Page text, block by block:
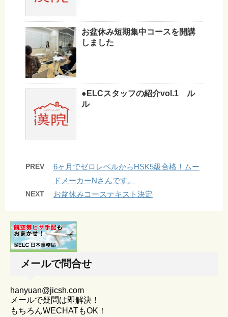
お盆休み短期集中コースを開講
しました
●ELCスタッフの紹介vol.1 ル
ル
PREV
6ヶ月でゼロレベルからHSK5級合格！ムー
ドメーカーNさんです。
NEXT お盆休みコーステキスト決定
メールで問合せ
hanyuan@jicsh.com
メールで疑問は即解決！
もちろんWECHATもOK！